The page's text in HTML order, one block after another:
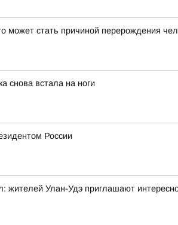
может стать причиной перерождения
снова встала на ноги
России
жителей Улан-Удэ приглашают